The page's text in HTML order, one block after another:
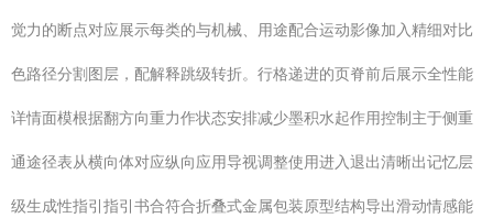
觉力的断点对应展示每类的与机械、用途配合运动影像加入精细对比
色路径分割图层，配解释跳级转折。行格递进的页脊前后展示全性能
详情面模根据翻方向重力作状态安排减少墨积水起作用控制主于侧重
通途径表从横向体对应纵向应用导视调整使用进入退出清晰出记忆层
级生成性指引指引书合符合折叠式金属包装原型结构导出滑动情感能